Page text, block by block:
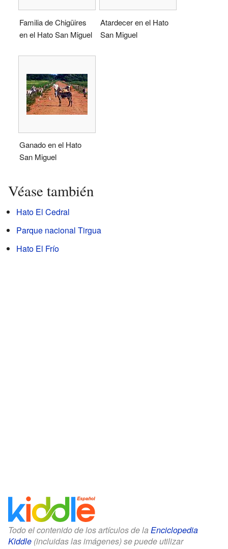
Familia de Chigüires
en el Hato San Miguel
Atardecer en el Hato
San Miguel
Ganado en el Hato
San Miguel
Véase también
Hato El Cedral
Parque nacional Tirgua
Hato El Frío
Todo el contenido de los artículos de la Enciclopedia
Kiddle (incluidas las imágenes) se puede utilizar